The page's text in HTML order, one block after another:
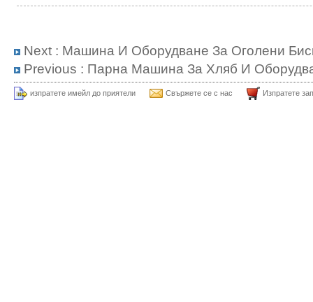
Next : Машина И Оборудване За Оголени
Previous : Парна Машина За Хляб И
изпратете имейл до приятели Свържете се с нас Изпратете